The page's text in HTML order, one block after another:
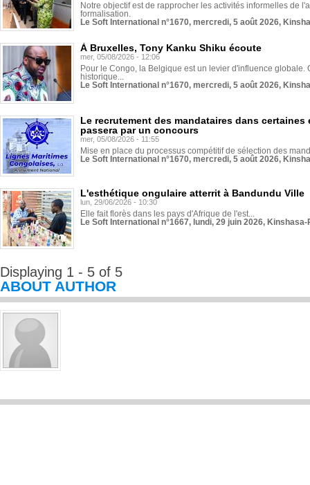
Notre objectif est de rapprocher les activités informelles de
formalisation.
Le Soft International n°1670, mercredi, 5 août 2026,
À Bruxelles, Tony Kanku Shiku écoute
mer, 05/08/2026 - 12:06
Pour le Congo, la Belgique est un levier d'influence globale.
historique...
Le Soft International n°1670, mercredi, 5 août 2026,
Le recrutement des mandataires dans
passera par un concours
mer, 05/08/2026 - 11:55
Mise en place du processus compétitif de sélection des
Le Soft International n°1670, mercredi, 5 août 2026,
L'esthétique ongulaire atterrit à Bandundu Ville
lun, 29/06/2026 - 10:30
Elle fait florès dans les pays d'Afrique de l'est...
Le Soft International n°1667, lundi, 29 juin 2026,
Displaying 1 - 5 of 5
ABOUT AUTHOR